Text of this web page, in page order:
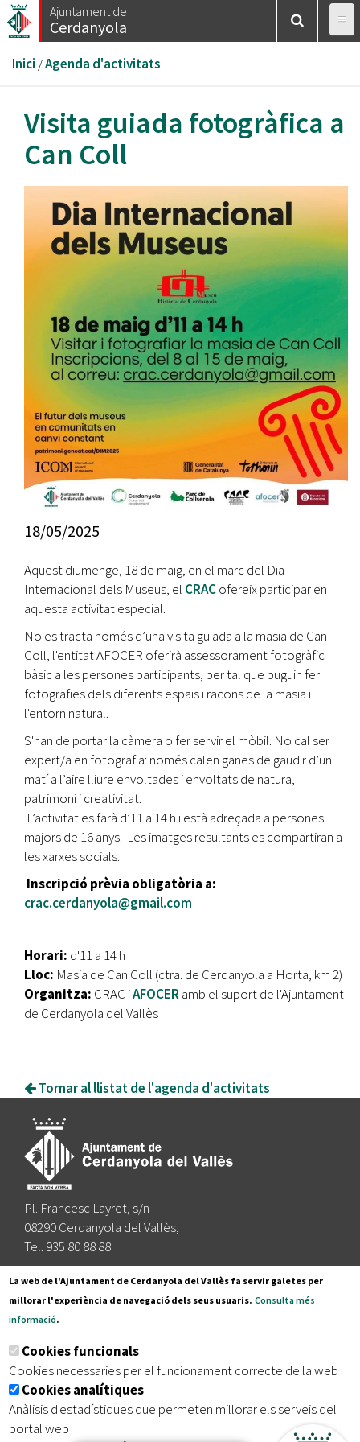
Vés
al
Ajuntament de
Cerdanyola
Esteu
aquí
Inici /Agenda d'activitats
Visita guiada fotogràfica a
Can Coll
18/05/2025
Aquest diumenge, 18 de maig, en el marc del Dia
Internacional dels Museus, el CRACofereix participar en
aquesta activitat especial.
No es tracta només d’una visita guiada a la masia de Can
Coll, l'entitat AFOCER oferirà assessorament fotogràfic
bàsic a les persones participants, per tal que puguin fer
fotografies dels diferents espais i racons de la masia i
l'entorn natural.
S'han de portar la càmera o fer servir el mòbil. No cal ser
expert/a en fotografia: només calen ganes de gaudir d’un
matí a l’aire lliure envoltades i envoltats de natura,
patrimoni i creativitat.
L’activitat es farà d’11 a 14 h i està adreçada a persones
majors de 16 anys. Les imatges resultants es compartiran a
les xarxes socials.
Inscripció prèvia obligatòria a:
crac.cerdanyola@gmail.com
Horari: d'11 a 14 h
Lloc: Masia de Can Coll (ctra. de Cerdanyola a Horta, km 2)
Organitza: CRAC iAFOCERamb el suport de l'Ajuntament
de Cerdanyola del Vallès
Tornar al llistat de l'agenda d'activitats
Pl. Francesc Layret, s/n
08290 Cerdanyola del Vallès,
Tel. 935 80 88 88
Segueix-nos a:
Subscriu-te al nostre butlletí
Inici | Avís legal | Protecció de dades
| Accessibilitat
La web de l'Ajuntament de Cerdanyola del Vallès fa servir galetes per
millorar l'experiència de navegació dels seus usuaris. Consulta més
informació.
Cookies funcionals
Cookies necessaries per el funcionament correcte de la web
Cookies analítiques
Anàlisis d'estadístiques que permeten millorar els serveis del
portal web